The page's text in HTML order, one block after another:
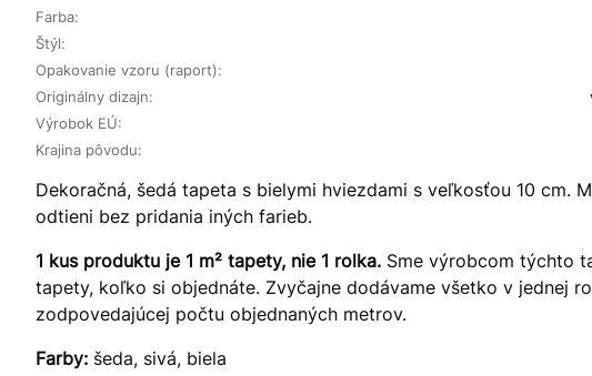
Farba:
Opakovanie vzoru (raport):
Originálny dizajn:
Výrobok EÚ:
Štýl:
Krajina pôvodu:
Dekoračná, šedá tapeta s bielymi hviezdami s veľkosťou 10 cm.
odtieni bez pridania iných farieb.
1 kus produktu je 1 m² tapety, nie 1 rolka. Sme výrobcom týchto
tapety, koľko si objednáte. Zvyčajne dodávame všetko v jednej
zodpovedajúcej počtu objednaných metrov.
Farby: šeda, sivá, biela